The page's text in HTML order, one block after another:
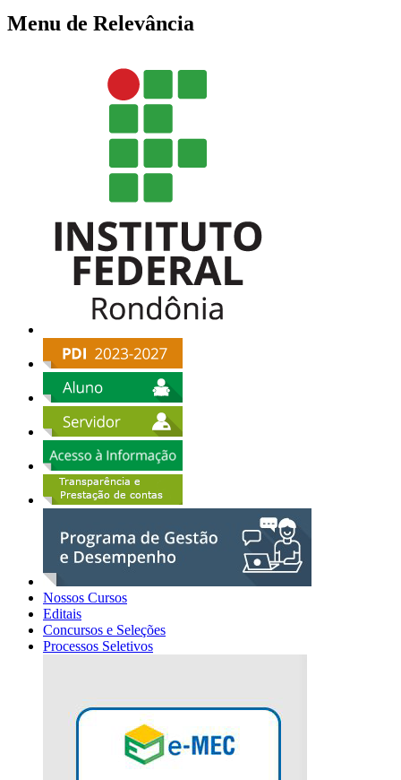
Menu de Relevância
Nossos Cursos
Editais
Concursos e Seleções
Processos Seletivos